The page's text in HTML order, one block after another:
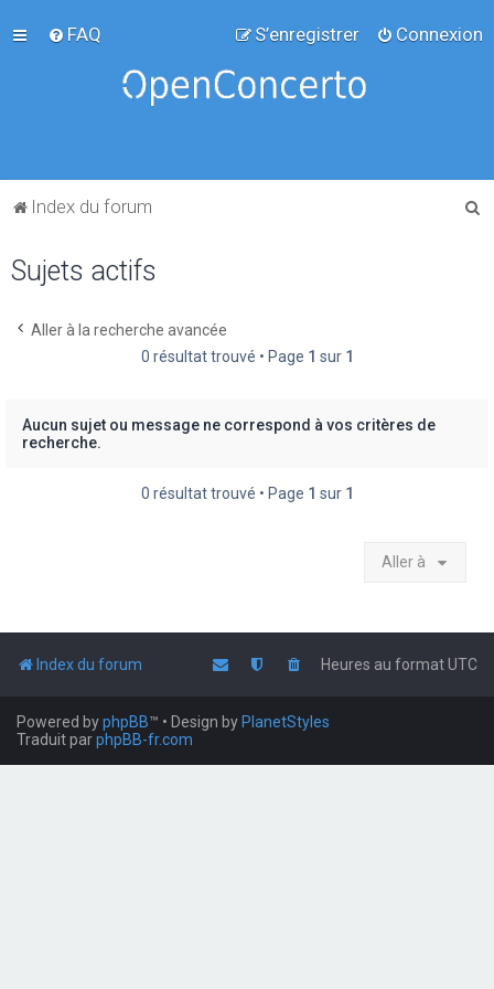
FAQ Connexion
S’enregistrer
Index du forum
Sujets actifs
Aller à la recherche avancée
0 résultat trouvé • Page 1 sur 1
Aucun sujet ou message ne correspond à vos critères de
recherche.
0 résultat trouvé • Page 1 sur 1
Aller à
Index du forum Heures au formatUTC
Powered byphpBB™ • Design by PlanetStyles
Traduit parphpBB-fr.com